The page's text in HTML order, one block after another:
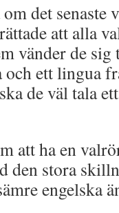
det senaste
att alla
vänder de
ett lingua
de väl tala
att ha en
den stora
engelska